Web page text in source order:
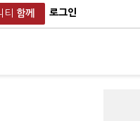
티 함께 로그인